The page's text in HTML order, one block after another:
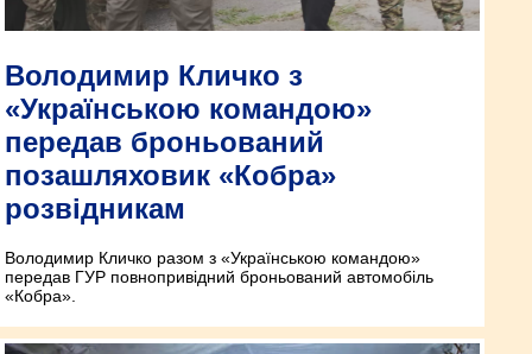
Володимир Кличко з
«Українською командою»
передав броньований
позашляховик «Кобра»
розвідникам
Володимир Кличко разом з «Українською командою»
передав ГУР повнопривідний броньований автомобіль
«Кобра».